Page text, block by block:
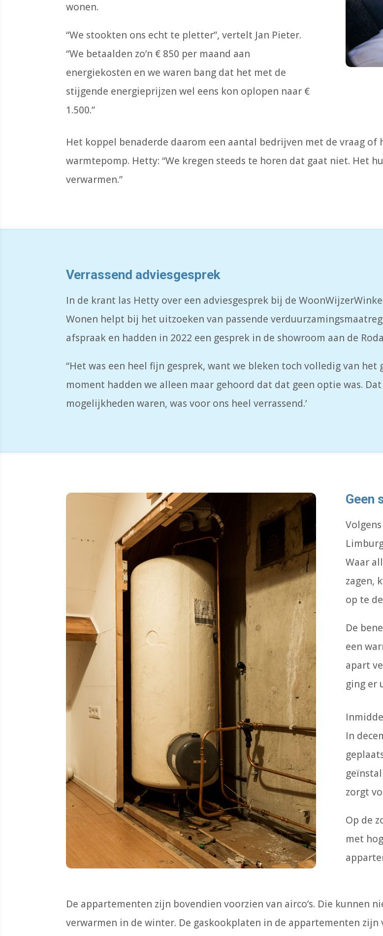
wonen.
“We stookten ons echt te pletter”, vertelt Jan Pieter.
“We betaalden zo’n € 850 per maand aan
energiekosten en we waren bang dat het met de
stijgende energieprijzen wel eens kon oplopen naar €
1.500.”
Het koppel benaderde daarom een aantal bedrijven met de vraag
warmtepomp. Hetty: “We kregen steeds te horen dat gaat niet. Het
verwarmen.”
Verrassend adviesgesprek
In de krant las Hetty over een adviesgesprek bij de
Wonen helpt bij het uitzoeken van passende
afspraak en hadden in 2022 een gesprek in de showroom aan de Roda
“Het was een heel fijn gesprek, want we bleken toch volledig van
moment hadden we alleen maar gehoord dat dat geen optie was.
mogelijkheden waren, was voor ons heel verrassend.’
Geen
Waar
zagen,
op te
De
een
apart
ging er
In
zorgt
Op de
met
De appartementen zijn bovendien voorzien van airco’s. Die kunnen
verwarmen in de winter. De gaskookplaten in de appartementen